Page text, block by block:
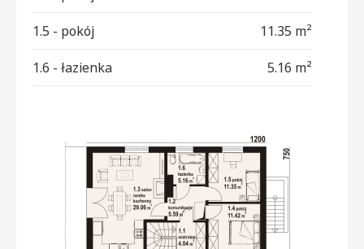
1.5 - pokój 11.35 m²
1.6 - łazienka 5.16 m²